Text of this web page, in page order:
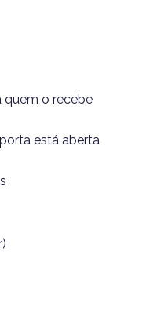
quem o recebe
porta está aberta